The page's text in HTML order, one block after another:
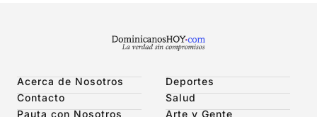
Acerca de Nosotros
Contacto
Pauta con Nosotros
Deportes
Salud
Arte y Gente